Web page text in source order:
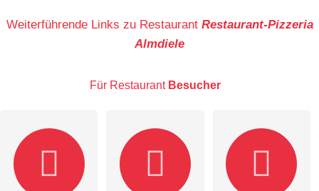
Weiterführende Links zu Restaurant Restaurant-Pizzeria
Almdiele
Für Restaurant Besucher